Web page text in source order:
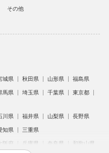
その他
城県 秋田県 山形県 福島県
馬県 埼玉県 千葉県
東京都
川県 福井県 山梨県 長野県
知県 三重県
大阪府 兵庫県 奈良県 和歌山県